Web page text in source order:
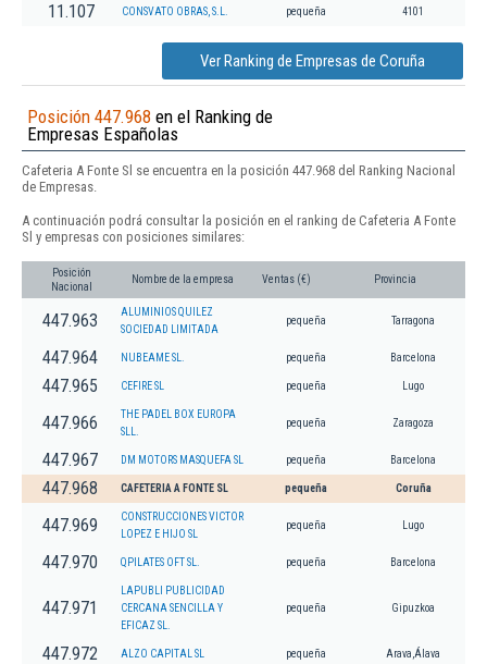
11.107 CONSVATO OBRAS, S.L. pequeña 4101
Ver Ranking de Empresas de Coruña
Posición 447.968 en el Ranking de
Empresas Españolas
Cafeteria A Fonte Sl se encuentra en la posición 447.968 del Ranking Nacional
de Empresas.
A continuación podrá consultar la posición en el ranking de Cafeteria A Fonte
Sl y empresas con posiciones similares:
Posición
Nacional
Nombre de la empresa Ventas (€) Provincia
447.963
ALUMINIOS QUILEZ
SOCIEDAD LIMITADA
pequeña Tarragona
447.964 NUBEAME SL. pequeña Barcelona
447.965 CEFIRE SL pequeña Lugo
447.966
THE PADEL BOX EUROPA
SLL.
pequeña Zaragoza
447.967 DM MOTORS MASQUEFA SL pequeña Barcelona
447.968 CAFETERIA A FONTE SL pequeña Coruña
447.969
CONSTRUCCIONES VICTOR
LOPEZ E HIJO SL
pequeña Lugo
447.970 QPILATES OFT SL. pequeña Barcelona
447.971
LAPUBLI PUBLICIDAD
CERCANA SENCILLA Y
EFICAZ SL.
pequeña Gipuzkoa
447.972 ALZO CAPITAL SL pequeña Arava,Álava